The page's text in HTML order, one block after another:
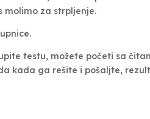
molimo za strpljenje.
testu, možete početi sa
kada ga rešite i pošaljte,